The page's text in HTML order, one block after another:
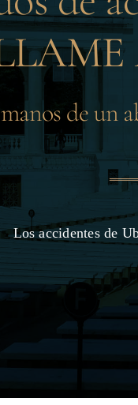
de un
Los accidentes de